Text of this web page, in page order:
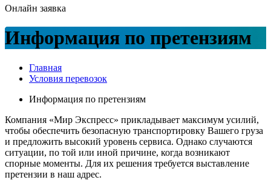
Онлайн заявка
Информация по претензиям
Главная
Условия перевозок
Информация по претензиям
Компания «Мир Экспресс» прикладывает максимум усилий,
чтобы обеспечить безопасную транспортировку Вашего груза
и предложить высокий уровень сервиса. Однако случаются
ситуации, по той или иной причине, когда возникают
спорные моменты. Для их решения требуется выставление
претензии в наш адрес.